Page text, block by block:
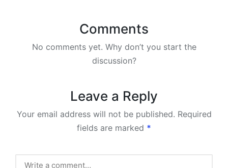
Comments
No comments yet. Why don’t you start the
discussion?
Leave a Reply
Your email address will not be published. Required
fields are marked *